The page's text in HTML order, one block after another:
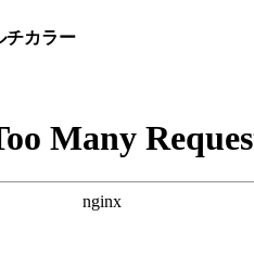
チカラー